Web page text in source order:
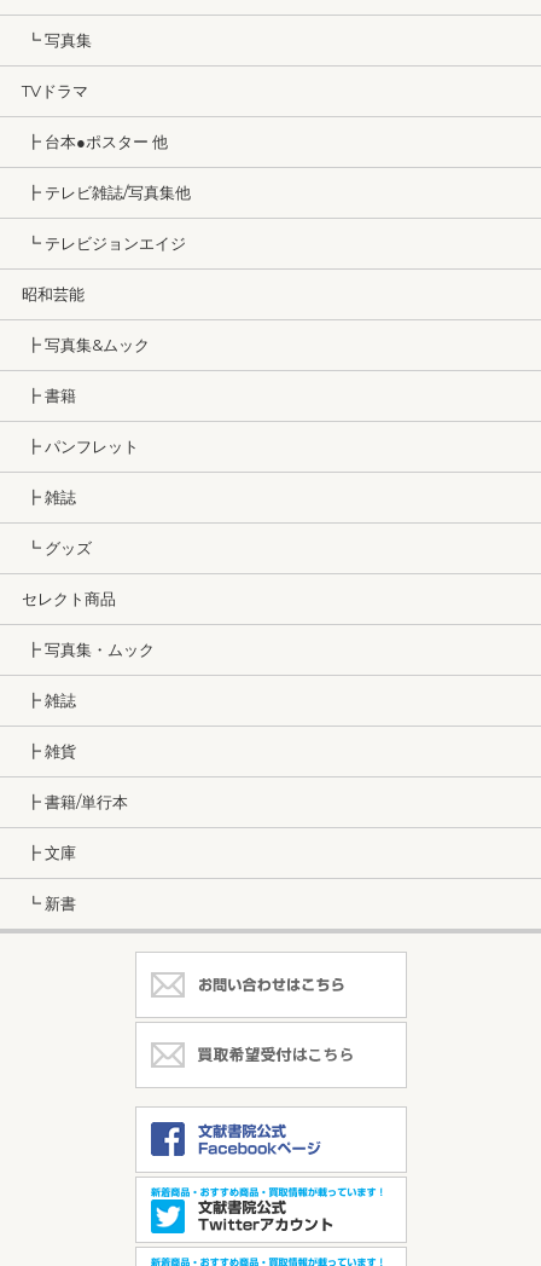
┗ 写真集
TVドラマ
┣ 台本●ポスター 他
┣ テレビ雑誌/写真集他
┗ テレビジョンエイジ
昭和芸能
┣ 写真集&ムック
┣ 書籍
┣ パンフレット
┣ 雑誌
┗ グッズ
セレクト商品
┣ 写真集・ムック
┣ 雑誌
┣ 雑貨
┣ 書籍/単行本
┣ 文庫
┗ 新書